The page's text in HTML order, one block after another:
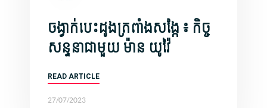
ចង្វាក់បេះដូងត្រពាំងសង្កែ ៖ កិច្ច
សន្ទនាជាមួយ ​ម៉ាន យូវ៉ៃ
READ ARTICLE
27/07/2023